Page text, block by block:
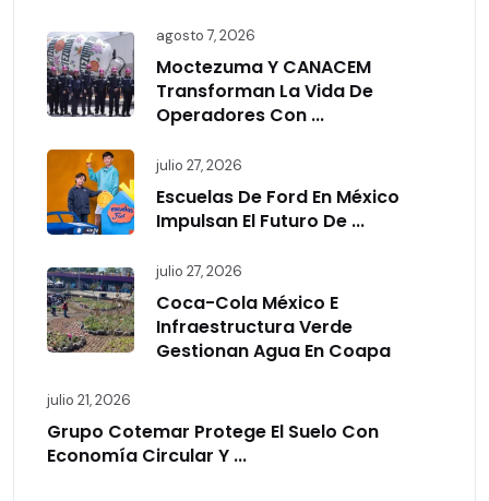
agosto 7, 2026
Moctezuma Y CANACEM
Transforman La Vida De
Operadores Con ...
julio 27, 2026
Escuelas De Ford En México
Impulsan El Futuro De ...
julio 27, 2026
Coca-Cola México E
Infraestructura Verde
Gestionan Agua En Coapa
julio 21, 2026
Grupo Cotemar Protege El Suelo Con
Economía Circular Y ...